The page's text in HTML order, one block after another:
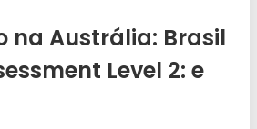
na Austrália: Brasil
Level 2: e